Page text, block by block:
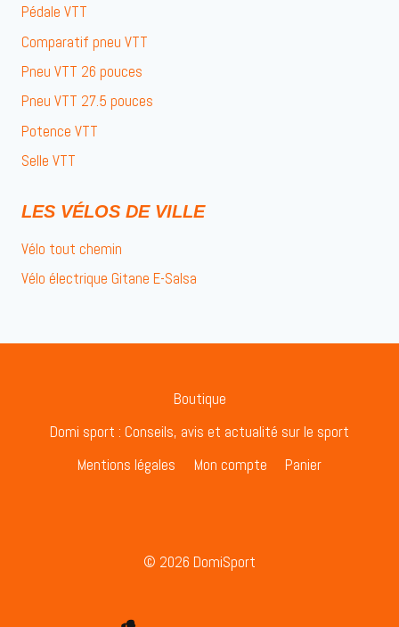
Pédale VTT
Comparatif pneu VTT
Pneu VTT 26 pouces
Pneu VTT 27.5 pouces
Potence VTT
Selle VTT
LES VÉLOS DE VILLE
Vélo tout chemin
Vélo électrique Gitane E-Salsa
Boutique
Domi sport : Conseils, avis et actualité sur le sport
Mentions légales
Mon compte Panier
© 2026 DomiSport